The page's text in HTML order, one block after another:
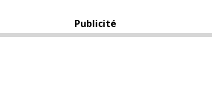
Publicité